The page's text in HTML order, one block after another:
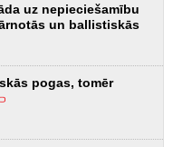
uz nepieciešamību
un ballistiskās
pogas, tomēr